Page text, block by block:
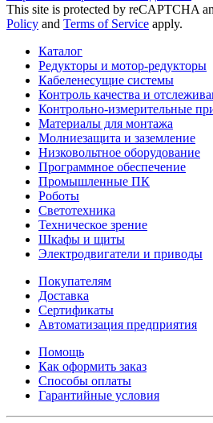
This site is protected by reCAPTCHA
Policy and Terms of Service apply.
Каталог
Редукторы и мотор-редукторы
Кабеленесущие системы
Контроль качества и
Контрольно-измерительные
Материалы для монтажа
Молниезащита и заземление
Низковольтное оборудование
Программное обеспечение
Промышленные ПК
Роботы
Светотехника
Техническое зрение
Шкафы и щиты
Электродвигатели и приводы
Покупателям
Доставка
Сертификаты
Автоматизация предприятия
Помощь
Как оформить заказ
Способы оплаты
Гарантийные условия